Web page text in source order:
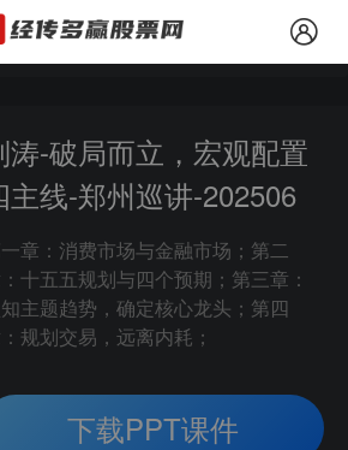
，以上内容仅供参考和学习使用，不作为买卖依
涛-破局而立，宏观配置
主线-郑州巡讲-202506
章：消费市场与金融市场；第二
十五五规划与四个预期；第三章：
主题趋势，确定核心龙头；第四
规划交易，远离内耗；
下载PPT课件